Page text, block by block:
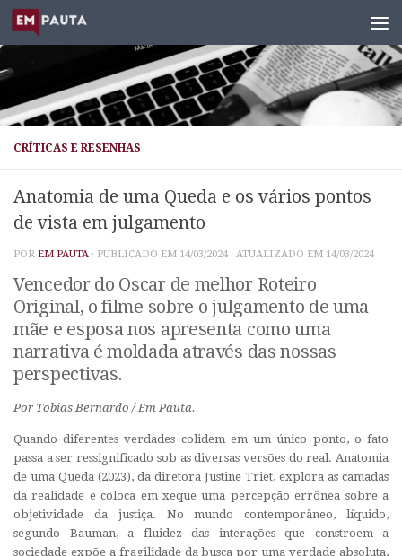
Skip to content
CRÍTICAS E RESENHAS
Anatomia de uma Queda e os vários pontos
de vista em julgamento
POR EM PAUTA · PUBLICADO EM 14/03/2024 · ATUALIZADO EM 14/03/2024
Vencedor do Oscar de melhor Roteiro
Original, o filme sobre o julgamento de uma
mãe e esposa nos apresenta como uma
narrativa é moldada através das nossas
perspectivas.
Por Tobias Bernardo / Em Pauta.
Quando diferentes verdades colidem em um único ponto, o fato
passa a ser ressignificado sob as diversas versões do real. Anatomia
de uma Queda (2023), da diretora Justine Triet, explora as camadas
da realidade e coloca em xeque uma percepção errônea sobre a
objetividade da justiça. No mundo contemporâneo, líquido,
segundo Bauman, a fluidez das interações que constroem a
sociedade expõe a fragilidade da busca por uma verdade absoluta,